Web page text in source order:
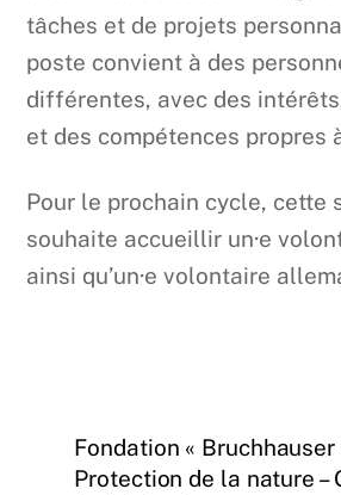
tâches et de projets
poste convient à des
différentes, avec des
et des compétences propres
Pour le prochain cycle, cette
souhaite accueillir un·e
ainsi qu’un·e volontaire
Fondation « Bruchhauser
Protection de la nature –